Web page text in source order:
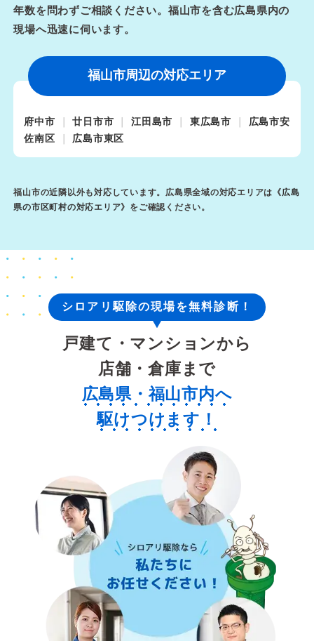
年数を問わずご相談ください。福山市を含む広島県内の
現場へ迅速に伺います。
福山市周辺の対応エリア
府中市 廿日市市 江田島市 東広島市
広島市安
佐南区
広島市東区
福山市の近隣以外も対応しています。広島県全域の対応エリアは《広島
県の市区町村の対応エリア》をご確認ください。
シロアリ駆除の現場を無料診断！
戸建て・マンションから
店舗・倉庫まで
広島県・福山市内へ
駆けつけます！